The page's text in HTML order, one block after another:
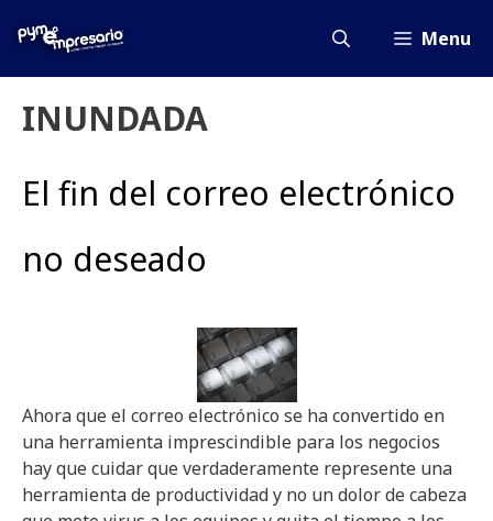
Menu
INUNDADA
El fin del correo electrónico
no deseado
Ahora que el correo electrónico se ha convertido en
una herramienta imprescindible para los negocios
hay que cuidar que verdaderamente represente una
herramienta de productividad y no un dolor de cabeza